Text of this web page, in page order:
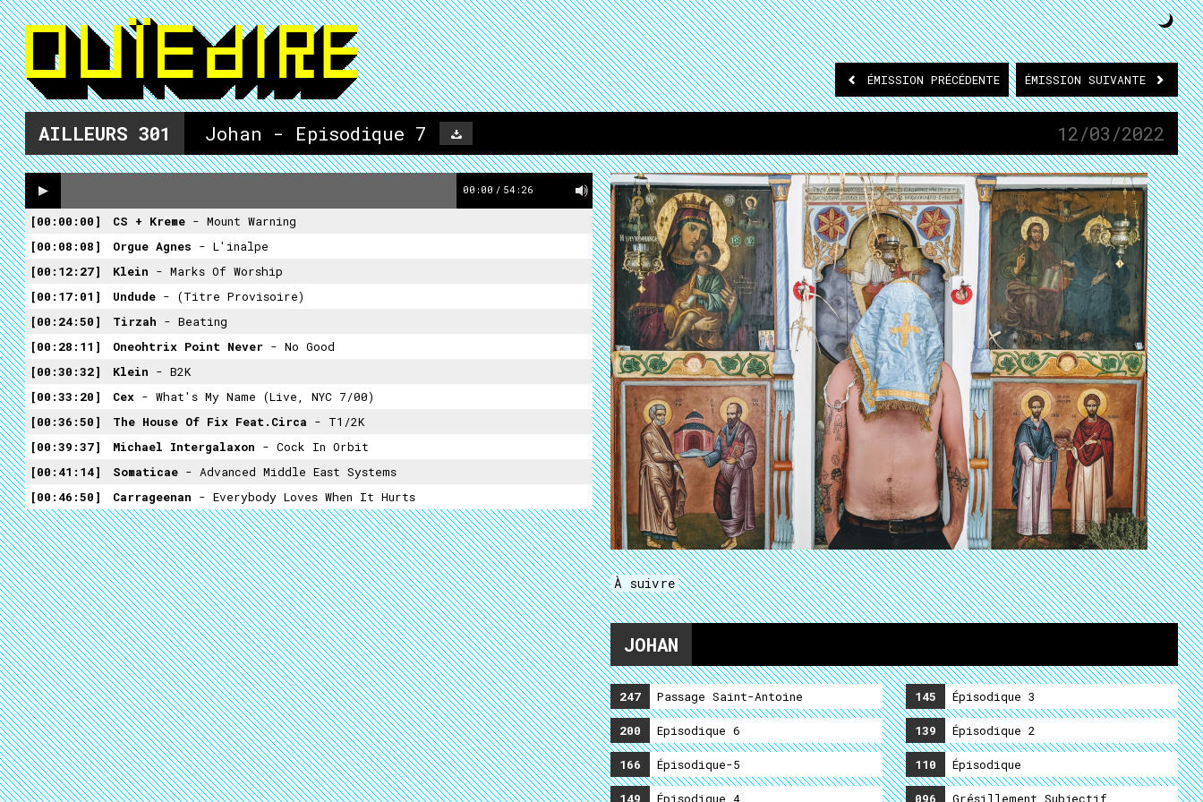
ÉMISSION PRÉCÉDENTE ÉMISSION SUIVANTE
AILLEURS 301 Johan - Episodique 7 12/03/2022
00:00 / 54:26
00:00:00 CS + Kreme - Mount Warning
00:08:08
Orgue Agnes - L'inalpe
00:12:27
Klein - Marks Of Worship
00:17:01
Undude - (Titre Provisoire)
00:24:50
Tirzah - Beating
00:28:11
Oneohtrix Point Never - No Good
00:30:32
Klein - B2K
00:33:20
Cex - What's My Name (Live, NYC 7/00)
00:36:50
The House Of Fix Feat.circa - T1/2K
00:39:37
Michael Intergalaxon - Cock In Orbit
00:41:14
Somaticae - Advanced Middle East Systems
00:46:50
Carrageenan - Everybody Loves When It Hurts
À suivre
JOHAN
247 Passage Saint-Antoine
200 Episodique 6
166 Épisodique-5
149 Épisodique 4
145 Épisodique 3
139 Épisodique 2
110 Épisodique
096 Grésillement Subjectif